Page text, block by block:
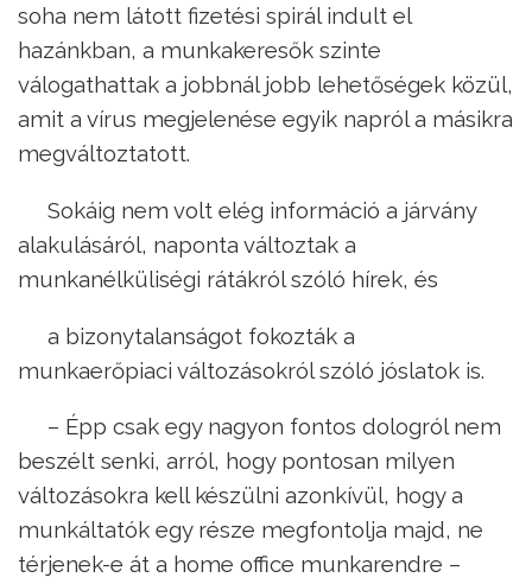
soha nem látott fizetési spirál indult el
hazánkban, a munkakeresők szinte
válogathattak a jobbnál jobb lehetőségek közül,
amit a vírus megjelenése egyik napról a másikra
megváltoztatott.
Sokáig nem volt elég információ a járvány
alakulásáról, naponta változtak a
munkanélküliségi rátákról szóló hírek, és
a bizonytalanságot fokozták a
munkaerőpiaci változásokról szóló jóslatok is.
– Épp csak egy nagyon fontos dologról nem
beszélt senki, arról, hogy pontosan milyen
változásokra kell készülni azonkívül, hogy a
munkáltatók egy része megfontolja majd, ne
térjenek-e át a home office munkarendre –